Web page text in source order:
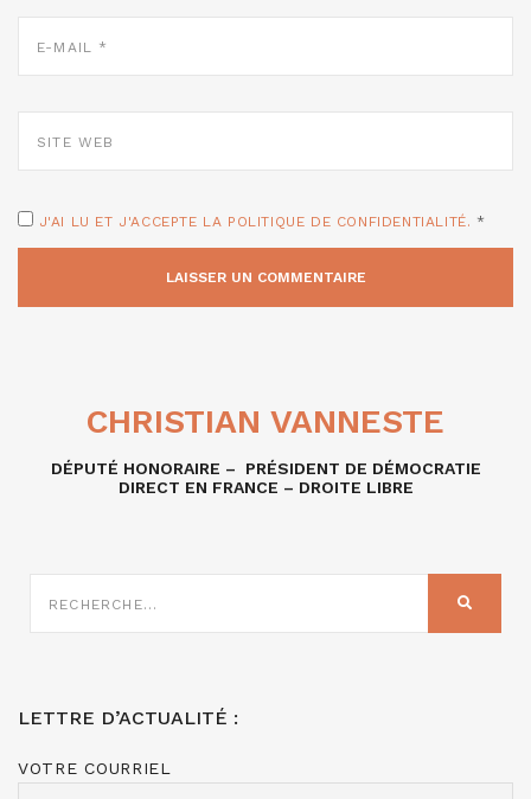
MAIL
WEB
J'AI LU ET J'ACCEPTE LA POLITIQUE DE CONFIDENTIALITÉ. *
CHRISTIAN VANNESTE
DÉPUTÉ HONORAIRE – PRÉSIDENT DE DÉMOCRATIE
DIRECT EN FRANCE – DROITE LIBRE
SUR
LETTRE D’ACTUALITÉ :
VOTRE COURRIEL